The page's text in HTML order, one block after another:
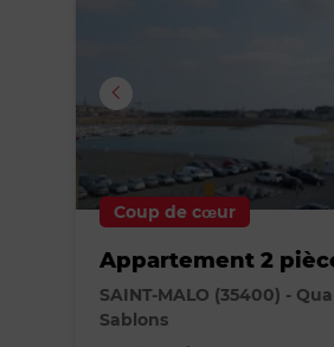
Coup de cœur
Appartement 2
SAINT-MALO (35400) -
Sablons